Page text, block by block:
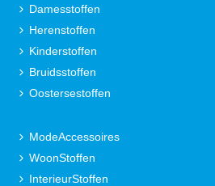
Damesstoffen
Herenstoffen
Kinderstoffen
Bruidsstoffen
Oostersestoffen
ModeAccessoires
WoonStoffen
InterieurStoffen